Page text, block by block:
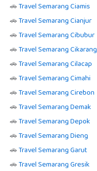
🚗Travel Semarang Ciamis
🚗Travel Semarang Cianjur
🚗Travel Semarang Cibubur
🚗Travel Semarang Cikarang
🚗Travel Semarang Cilacap
🚗Travel Semarang Cimahi
🚗Travel Semarang Cirebon
🚗Travel Semarang Demak
🚗Travel Semarang Depok
🚗Travel Semarang Dieng
🚗Travel Semarang Garut
🚗Travel Semarang Gresik